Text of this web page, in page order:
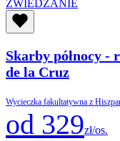
ZWIEDZANIE
Skarby północy -
de la Cruz
Wycieczka fakultatywna z
od 329zł/os.